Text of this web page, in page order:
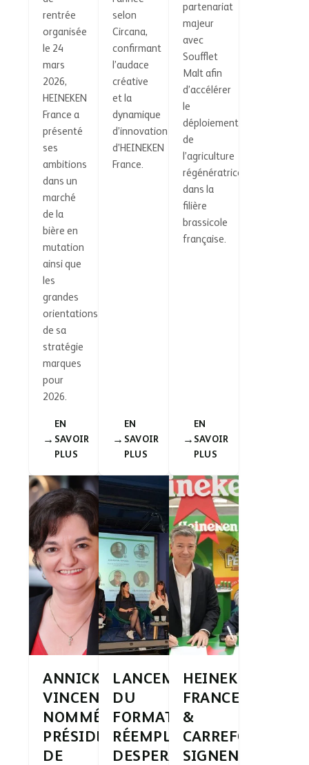
rentrée
organisée
le 24
mars
2026,
HEINEKEN
France a
présenté
ses
ambitions
dans un
marché
de la
bière en
mutation
ainsi que
les
grandes
orientations
de sa
stratégie
marques
pour
2026.
EN
SAVOIR
PLUS
selon
Circana,
confirmant
l’audace
créative
et la
dynamique
d’innovation
d’HEINEKEN
France.
EN
SAVOIR
PLUS
partenariat
majeur
avec
Soufflet
Malt afin
d’accélérer
le
déploiement
de
l’agriculture
régénératrice
dans la
filière
brassicole
française.
EN
SAVOIR
PLUS
ANNICK
VINCENTY
NOMMÉE
PRÉSIDENTE
DE
LANCEMENT
DU
FORMAT
RÉEMPLOYABLE
DESPERADOS
HEINEKEN
FRANCE
&
CARREFOUR
SIGNENT